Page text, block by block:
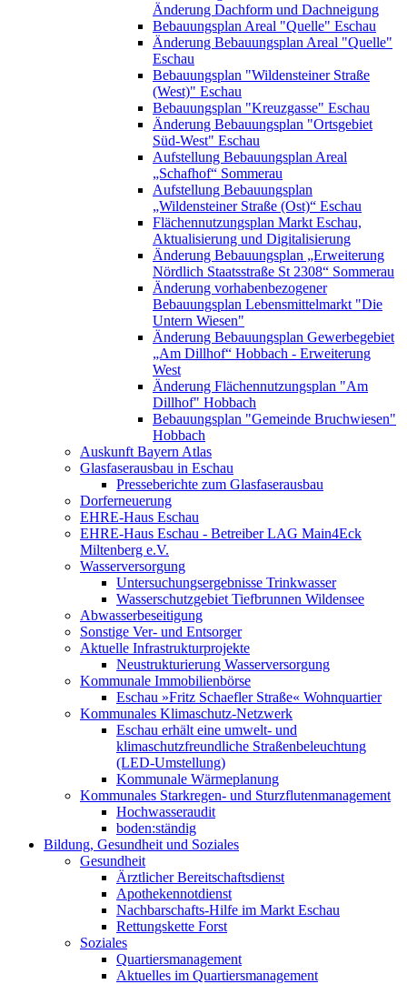
Änderung Dachform und Dachneigung
Bebauungsplan Areal "Quelle" Eschau
Änderung Bebauungsplan Areal "Quelle"
Eschau
Bebauungsplan "Wildensteiner Straße
(West)" Eschau
Bebauungsplan "Kreuzgasse" Eschau
Änderung Bebauungsplan "Ortsgebiet
Süd-West" Eschau
Aufstellung Bebauungsplan Areal
„Schafhof“ Sommerau
Aufstellung Bebauungsplan
„Wildensteiner Straße (Ost)“ Eschau
Flächennutzungsplan Markt Eschau,
Aktualisierung und Digitalisierung
Änderung Bebauungsplan „Erweiterung
Nördlich Staatsstraße St 2308“ Sommerau
Änderung vorhabenbezogener
Bebauungsplan Lebensmittelmarkt "Die
Untern Wiesen"
Änderung Bebauungsplan Gewerbegebiet
„Am Dillhof“ Hobbach - Erweiterung
West
Änderung Flächennutzungsplan "Am
Dillhof" Hobbach
Bebauungsplan "Gemeinde Bruchwiesen"
Hobbach
Auskunft Bayern Atlas
Glasfaserausbau in Eschau
Presseberichte zum Glasfaserausbau
Dorferneuerung
EHRE-Haus Eschau
EHRE-Haus Eschau - Betreiber LAG Main4Eck
Miltenberg e.V.
Wasserversorgung
Untersuchungsergebnisse Trinkwasser
Wasserschutzgebiet Tiefbrunnen Wildensee
Abwasserbeseitigung
Sonstige Ver- und Entsorger
Aktuelle Infrastrukturprojekte
Neustrukturierung Wasserversorgung
Kommunale Immobilienbörse
Eschau »Fritz Schaefler Straße« Wohnquartier
Kommunales Klimaschutz-Netzwerk
Eschau erhält eine umwelt- und
klimaschutzfreundliche Straßenbeleuchtung
(LED-Umstellung)
Kommunale Wärmeplanung
Kommunales Starkregen- und Sturzflutenmanagement
Hochwasseraudit
boden:ständig
Bildung, Gesundheit und Soziales
Gesundheit
Ärztlicher Bereitschaftsdienst
Apothekennotdienst
Nachbarschafts-Hilfe im Markt Eschau
Rettungskette Forst
Soziales
Quartiersmanagement
Aktuelles im Quartiersmanagement